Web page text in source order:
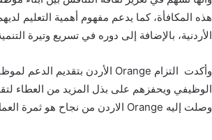
هذه المكافأة، كما يدعم مفهوم أهمية التعليم
الأردنية، بالإضافة إلى دوره في تسريع وتيرة
وأكدت التزام Orange الأردن بتقديم الدعم
الوظيفي ويحفزهم على بذل المزيد من العطاء
وصلت إليه Orange الاردن من نجاح هو ثمرة